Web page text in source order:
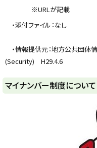
※URLが記載
・添付ファイル：なし
・情報提供元：地方公共団体
(Security) H29.4.6
ト
ッ
マイナンバー制度について